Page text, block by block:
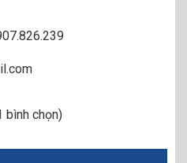
bình chọn)